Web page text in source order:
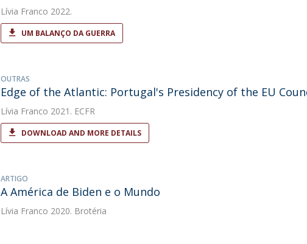
Lívia Franco 2022.
UM BALANÇO DA GUERRA
OUTRAS
Edge of the Atlantic: Portugal's Presidency of the EU
Lívia Franco 2021. ECFR
DOWNLOAD AND MORE DETAILS
ARTIGO
A América de Biden e o Mundo
Lívia Franco 2020. Brotéria